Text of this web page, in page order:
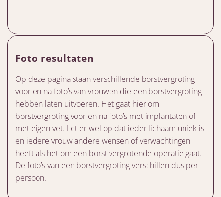
Foto resultaten
Op deze pagina staan verschillende borstvergroting
voor en na foto’s van vrouwen die een borstvergroting
hebben laten uitvoeren. Het gaat hier om
borstvergroting voor en na foto’s met implantaten of
met eigen vet. Let er wel op dat ieder lichaam uniek is
en iedere vrouw andere wensen of verwachtingen
heeft als het om een borst vergrotende operatie gaat.
De foto’s van een borstvergroting verschillen dus per
persoon.